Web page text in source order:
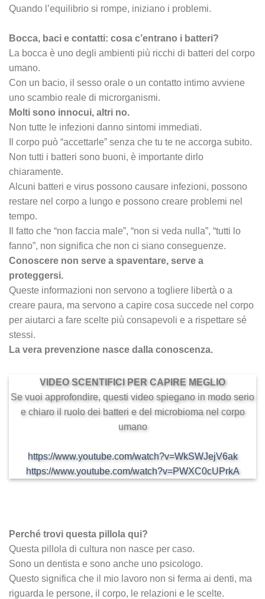
Quando l’equilibrio si rompe, iniziano i problemi.
Bocca, baci e contatti: cosa c’entrano i batteri?
La bocca è uno degli ambienti più ricchi di batteri del corpo
umano.
Con un bacio, il sesso orale o un contatto intimo avviene
uno scambio reale di microrganismi.
Molti sono innocui, altri no.
Non tutte le infezioni danno sintomi immediati.
Il corpo può “accettarle” senza che tu te ne accorga subito.
Non tutti i batteri sono buoni, è importante dirlo
chiaramente.
Alcuni batteri e virus possono causare infezioni, possono
restare nel corpo a lungo e possono creare problemi nel
tempo.
Il fatto che “non faccia male”, “non si veda nulla”, “tutti lo
fanno”, non significa che non ci siano conseguenze.
Conoscere non serve a spaventare, serve a
proteggersi.
Queste informazioni non servono a togliere libertà o a
creare paura, ma servono a capire cosa succede nel corpo
per aiutarci a fare scelte più consapevoli e a rispettare sé
stessi.
La vera prevenzione nasce dalla conoscenza.
VIDEO SCENTIFICI PER CAPIRE MEGLIO
Se vuoi approfondire, questi video spiegano in modo serio
e chiaro il ruolo dei batteri e del microbioma nel corpo
umano
https://www.youtube.com/watch?v=WkSWJejV6ak
https://www.youtube.com/watch?v=PWXC0cUPrkA
Perché trovi questa pillola qui?
Questa pillola di cultura non nasce per caso.
Sono un dentista e sono anche uno psicologo.
Questo significa che il mio lavoro non si ferma ai denti, ma
riguarda le persone, il corpo, le relazioni e le scelte.